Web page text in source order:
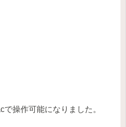
操作可能になりました。